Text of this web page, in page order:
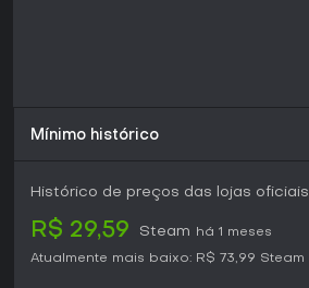
Mínimo histórico
Histórico de preços das lojas oficiais
R$ 29,59 Steam
há 1 meses
Atualmente mais baixo: R$ 73,99 Steam